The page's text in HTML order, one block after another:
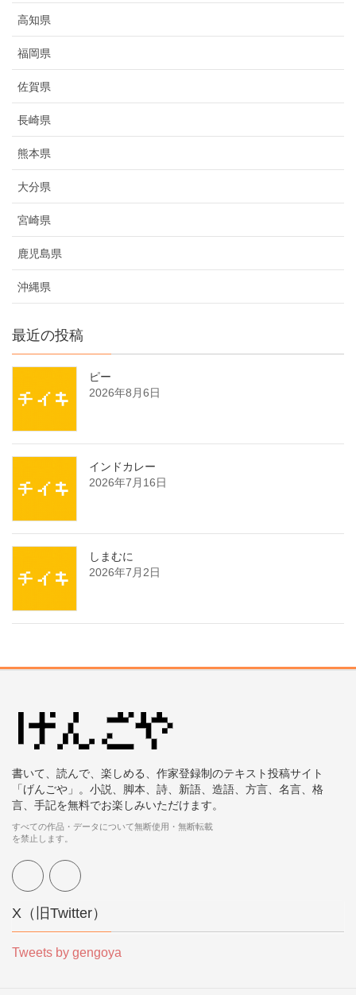
高知県
福岡県
佐賀県
長崎県
熊本県
大分県
宮崎県
鹿児島県
沖縄県
最近の投稿
ピー
2026年8月6日
インドカレー
2026年7月16日
しまむに
2026年7月2日
書いて、読んで、楽しめる、作家登録制のテキスト投稿サイト
「げんごや」。小説、脚本、詩、新語、造語、方言、名言、格
言、手記を無料でお楽しみいただけます。
すべての作品・データについて無断使用・無断転載
を禁止します。
X（旧Twitter）
Tweets by gengoya